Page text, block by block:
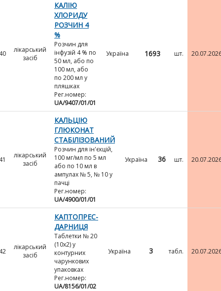
лікарський
засіб
КАЛІЮ
ХЛОРИДУ
РОЗЧИН 4
%
Розчин для
інфузій 4 % по
50 мл, або по
100 мл, або
по 200 мл у
пляшках
Рег.номер:
UA/9407/01/01
Україна 1693 шт.
лікарський
засіб
КАЛЬЦІЮ
ГЛЮКОНАТ
СТАБІЛІЗОВАНИЙ
Розчин для ін'єкцій,
100 мг/мл по 5 мл
або по 10 мл в
ампулах № 5, № 10 у
пачці
Рег.номер:
UA/4900/01/01
Україна 36 шт.
лікарський
засіб
КАПТОПРЕС-
ДАРНИЦЯ
Таблетки № 20
(10х2) у
контурних
чарункових
упаковках
Рег.номер:
UA/8156/01/02
Україна 3 табл.